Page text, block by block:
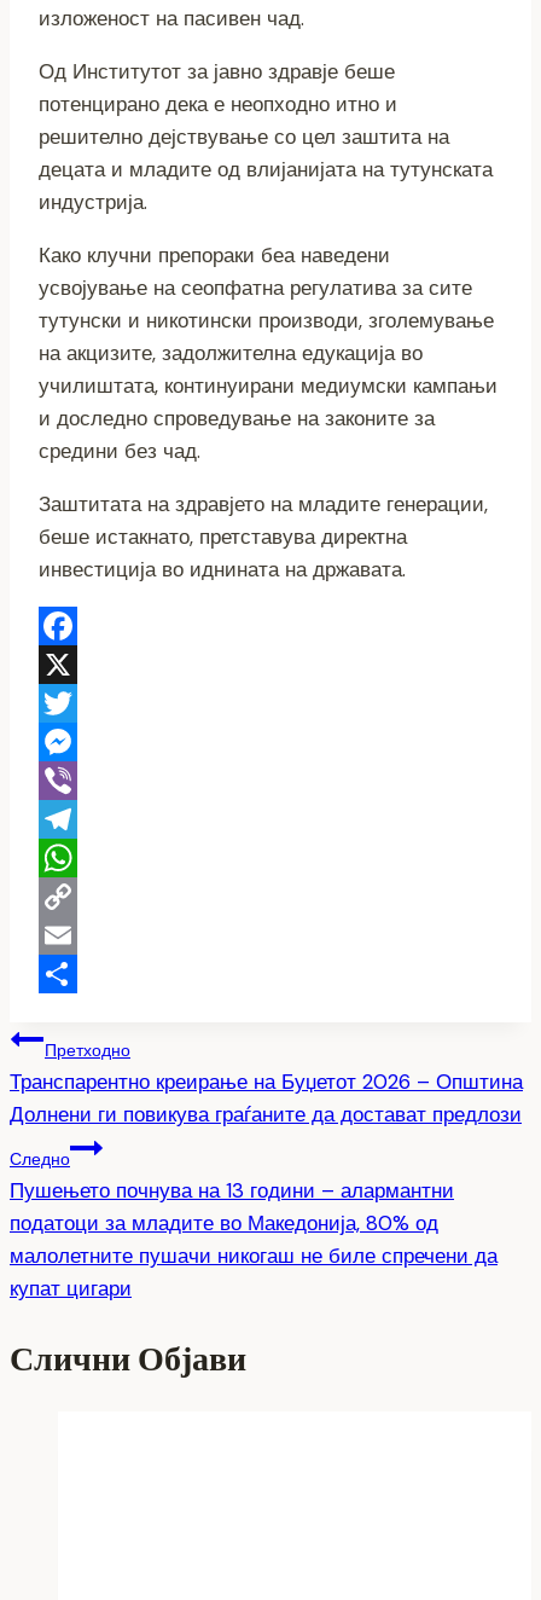
изложеност на пасивен чад.
Од Институтот за јавно здравје беше
потенцирано дека е неопходно итно и
решително дејствување со цел заштита на
децата и младите од влијанијата на тутунската
индустрија.
Како клучни препораки беа наведени
усвојување на сеопфатна регулатива за сите
тутунски и никотински производи, зголемување
на акцизите, задолжителна едукација во
училиштата, континуирани медиумски кампањи
и доследно спроведување на законите за
средини без чад.
Заштитата на здравјето на младите генерации,
беше истакнато, претставува директна
инвестиција во иднината на државата.
Facebook
X
Twitter
Messenger
Viber
Telegram
WhatsApp
Copy
Link
Email
Навигација
на
напис
Претходно
Транспарентно креирање на Буџетот 2026 – Општина
Долнени ги повикува граѓаните да достават предлози
Следно
Пушењето почнува на 13 години – алармантни
податоци за младите во Македонија, 80% од
малолетните пушачи никогаш не биле спречени да
купат цигари
Слични Објави